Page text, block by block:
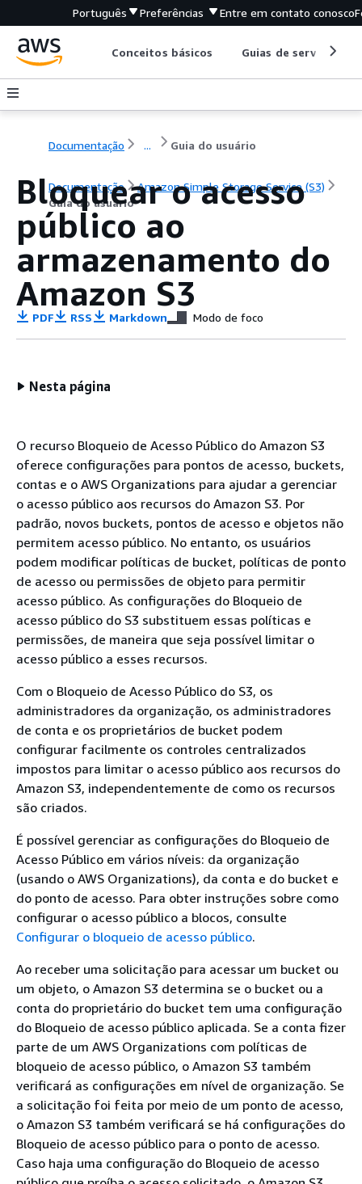
Português Preferências Entre em contato conosco
Conceitos básicos Guias de serviço
Documentação ... Guia do usuário
Documentação
Amazon Simple Storage Service (S3)
Guia do usuário
Bloquear o acesso
público ao
armazenamento do
Amazon S3
PDF RSS Markdown Modo de foco
Nesta página
O recurso Bloqueio de Acesso Público do Amazon S3
oferece configurações para pontos de acesso, buckets,
contas e o AWS Organizations para ajudar a gerenciar
o acesso público aos recursos do Amazon S3. Por
padrão, novos buckets, pontos de acesso e objetos não
permitem acesso público. No entanto, os usuários
podem modificar políticas de bucket, políticas de ponto
de acesso ou permissões de objeto para permitir
acesso público. As configurações do Bloqueio de
acesso público do S3 substituem essas políticas e
permissões, de maneira que seja possível limitar o
acesso público a esses recursos.
Com o Bloqueio de Acesso Público do S3, os
administradores da organização, os administradores
de conta e os proprietários de bucket podem
configurar facilmente os controles centralizados
impostos para limitar o acesso público aos recursos do
Amazon S3, independentemente de como os recursos
são criados.
É possível gerenciar as configurações do Bloqueio de
Acesso Público em vários níveis: da organização
(usando o AWS Organizations), da conta e do bucket e
do ponto de acesso. Para obter instruções sobre como
configurar o acesso público a blocos, consulte
Configurar o bloqueio de acesso público.
Ao receber uma solicitação para acessar um bucket ou
um objeto, o Amazon S3 determina se o bucket ou a
conta do proprietário do bucket tem uma configuração
do Bloqueio de acesso público aplicada. Se a conta fizer
parte de um AWS Organizations com políticas de
bloqueio de acesso público, o Amazon S3 também
verificará as configurações em nível de organização. Se
a solicitação foi feita por meio de um ponto de acesso,
o Amazon S3 também verificará se há configurações do
Bloqueio de acesso público para o ponto de acesso.
Caso haja uma configuração do Bloqueio de acesso